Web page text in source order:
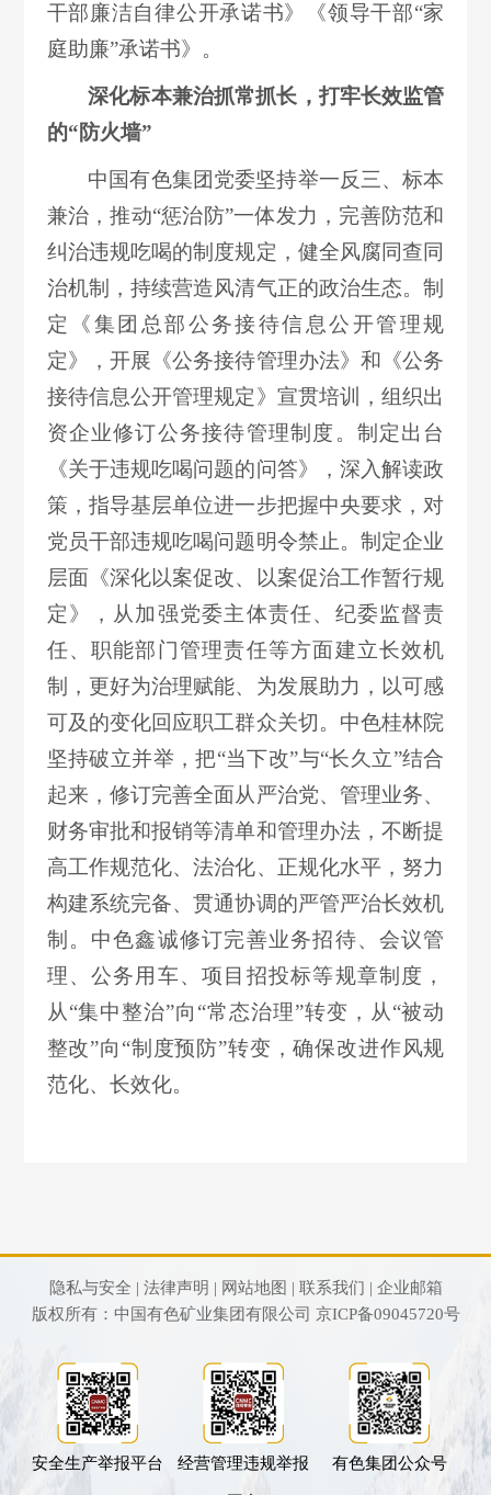
干部廉洁自律公开承诺书》《领导干部“家
庭助廉”承诺书》。
深化标本兼治抓常抓长，打牢长效监管
的“防火墙”
中国有色集团党委坚持举一反三、标本
兼治，推动“惩治防”一体发力，完善防范和
纠治违规吃喝的制度规定，健全风腐同查同
治机制，持续营造风清气正的政治生态。制
定《集团总部公务接待信息公开管理规
定》，开展《公务接待管理办法》和《公务
接待信息公开管理规定》宣贯培训，组织出
资企业修订公务接待管理制度。制定出台
《关于违规吃喝问题的问答》，深入解读政
策，指导基层单位进一步把握中央要求，对
党员干部违规吃喝问题明令禁止。制定企业
层面《深化以案促改、以案促治工作暂行规
定》，从加强党委主体责任、纪委监督责
任、职能部门管理责任等方面建立长效机
制，更好为治理赋能、为发展助力，以可感
可及的变化回应职工群众关切。中色桂林院
坚持破立并举，把“当下改”与“长久立”结合
起来，修订完善全面从严治党、管理业务、
财务审批和报销等清单和管理办法，不断提
高工作规范化、法治化、正规化水平，努力
构建系统完备、贯通协调的严管严治长效机
制。中色鑫诚修订完善业务招待、会议管
理、公务用车、项目招投标等规章制度，
从“集中整治”向“常态治理”转变，从“被动
整改”向“制度预防”转变，确保改进作风规
范化、长效化。
隐私与安全 | 法律声明 | 网站地图 | 联系我们 | 企业邮箱
版权所有：中国有色矿业集团有限公司 京ICP备09045720号
安全生产举报平台 经营管理违规举报 有色集团公众号